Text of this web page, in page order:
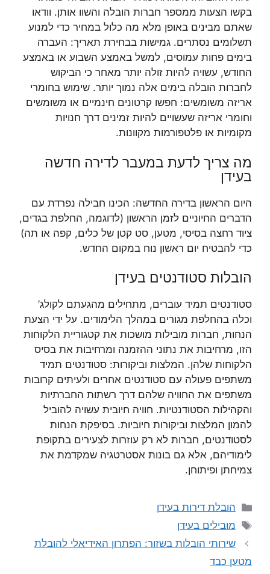
בקשו הצעות ממספר חברות הובלה והשוו אותן. וודאו
שאתם מבינים באופן מלא מה כלול במחיר כדי למנוע
תשלומים נסתרים. גמישות בבחירת תאריך: העברה
בימים פחות עמוסים, למשל באמצע השבוע או באמצע
החודש, עשויה להיות זולה יותר מאחר כי הביקוש
לחברות הובלה בימים אלה נמוך יותר. שימוש בחומרי
אריזה משומשים: חפשו קרטונים חינמיים או משומשים
וחומרי אריזה שעשויים להיות זמינים דרך חנויות
מקומיות או פלטפורמות מקוונות.
מה צריך לדעת במעבר לדירה חדשה
בעידן
היום הראשון בדירה החדשה: הכינו חבילה נפרדת עם
הדברים החיוניים לזמן הראשון (לדוגמה, החלפת בגדים,
ציוד רחצה בסיסי, מטען, סט קטן של כלים, קפה או תה)
כדי להבטיח יום ראשון נוח במקום החדש.
הובלות סטודנטים בעידן
סטודנטים תמיד עוברים, מתחילים מהגעתם לקולג’
וכלה בהחלפת מגורים במהלך הלימודים. על ידי הצעת
הנחות, חברות מובילות מושכות את קטגוריית הלקוחות
הזו, מרחיבות את נתוני ההזמנה ומרחיבות את בסיס
הלקוחות שלהן. המלצות וביקורות: סטודנטים תמיד
משתפים פעולה עם סטודנטים אחרים ולעיתים קרובות
משתפים את החוויה שלהם דרך רשתות החברתיות
והקהילות הסטודנטיות. חוויה חיובית עשויה להוביל
להמון המלצות וביקורות חיוביות. בסיפקת הנחות
לסטודנטים, חברות לא רק עוזרות לצעירים בתקופת
לימודיהם, אלא גם בונות אסטרטגיה שמקדמת את
צמיחתן ופיתוחן.
קטגוריות
הובלת דירות בעידן
תגיות
מובילים בעידן
שירותי הובלות בשזור: הפתרון האידיאלי להובלת
מטען כבד